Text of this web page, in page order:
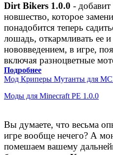
Dirt Bikers 1.0.0 - добавит
новшество, которое
понадобится теперь
лошадь, откармливать ее
нововведением, в игре,
включая разноцветные
Подробнее
Мод Криперы Мутанты для
Моды для Minecraft PE 1.0.0
Вы думаете, что весьма
игре вообще нечего? А
помешаем вашему